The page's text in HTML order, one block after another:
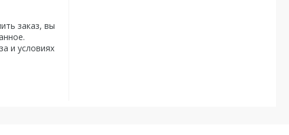
заказ, вы
и условиях